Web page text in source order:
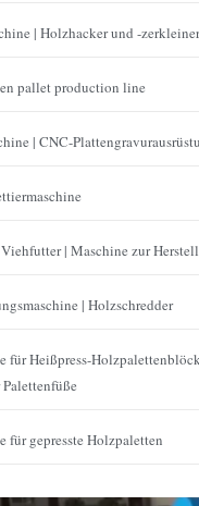
| Holzhacker und -
pallet production line
| CNC-
| Maschine zur
| Holzschredder
für Heißpress-
für gepresste Holzpaletten